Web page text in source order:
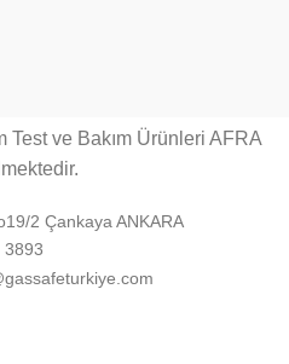
Test ve Bakım Ürünleri AFRA
2 Çankaya ANKARA
3893